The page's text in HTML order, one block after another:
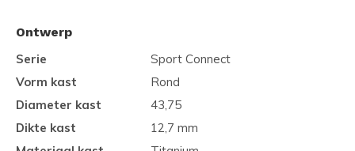
Ontwerp
Serie
Sport Connect
Vorm kast
Rond
Diameter kast
43,75
Dikte kast
12,7 mm